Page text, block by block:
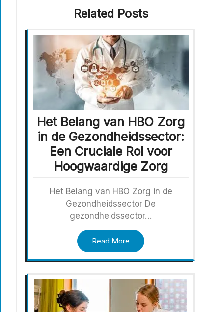
Related Posts
Het Belang van HBO Zorg
in de Gezondheidssector:
Een Cruciale Rol voor
Hoogwaardige Zorg
Het Belang van HBO Zorg in de
Gezondheidssector De
gezondheidssector…
Read More